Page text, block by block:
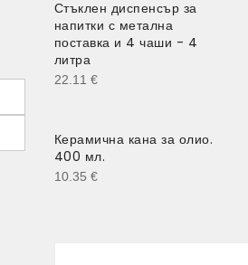
Стъклен диспенсър за
напитки с метална
поставка и 4 чаши - 4
литра
22.11 €
Керамична кана за олио.
400 мл.
10.35 €